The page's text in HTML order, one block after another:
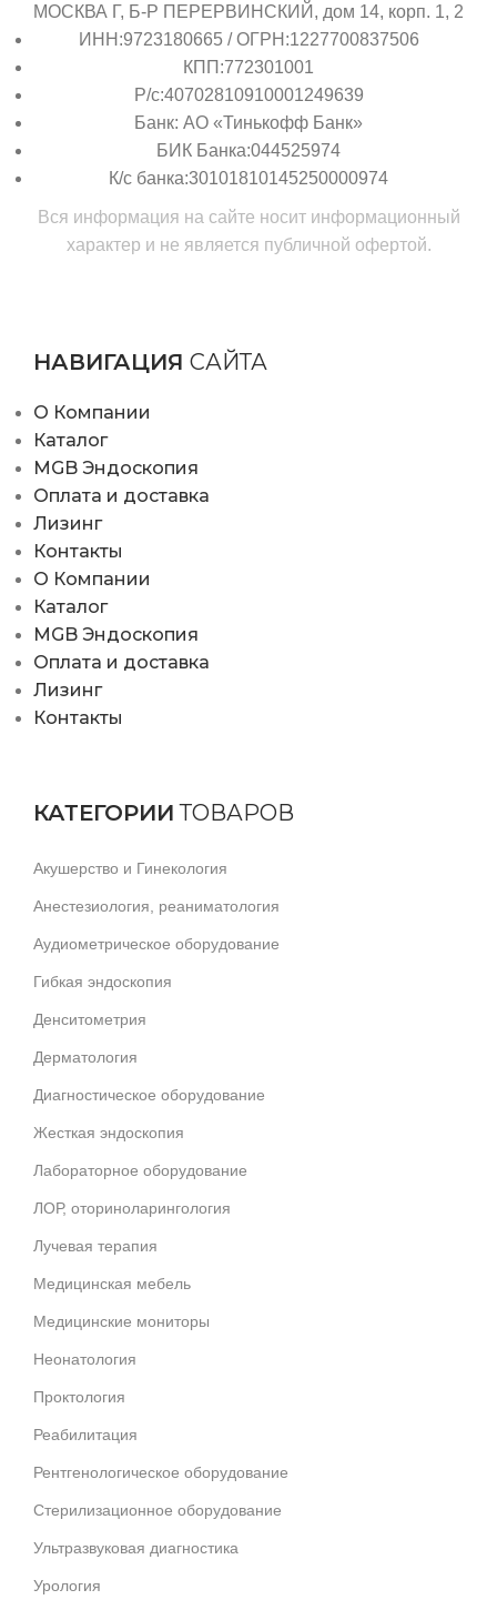
МОСКВА Г, Б-Р ПЕРЕРВИНСКИЙ, дом 14, корп. 1, 2
ИНН:9723180665 / ОГРН:1227700837506
КПП:772301001
Р/с:40702810910001249639
Банк: АО «Тинькофф Банк»
БИК Банка:044525974
К/с банка:30101810145250000974
Вся информация на сайте носит информационный
характер и не является публичной офертой.
НАВИГАЦИЯ САЙТА
О Компании
Каталог
MGB Эндоскопия
Оплата и доставка
Лизинг
Контакты
О Компании
Каталог
MGB Эндоскопия
Оплата и доставка
Лизинг
Контакты
КАТЕГОРИИ ТОВАРОВ
Акушерство и Гинекология
Анестезиология, реаниматология
Аудиометрическое оборудование
Гибкая эндоскопия
Денситометрия
Дерматология
Диагностическое оборудование
Жесткая эндоскопия
Лабораторное оборудование
ЛОР, оториноларингология
Лучевая терапия
Медицинская мебель
Медицинские мониторы
Неонатология
Проктология
Реабилитация
Рентгенологическое оборудование
Стерилизационное оборудование
Ультразвуковая диагностика
Урология